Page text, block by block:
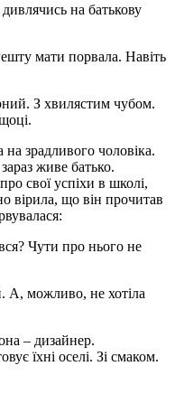
на батькову
мати порвала. Навіть
З хвилястим чубом.
зрадливого чоловіка.
живе батько.
свої успіхи в школі,
вірила, що він прочитав
Чути про нього не
А, можливо, не хотіла
– дизайнер.
їхні оселі. Зі смаком.